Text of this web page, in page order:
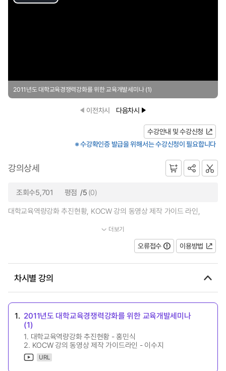
Play
2011년도 대학교육경쟁력강화를 위한 교육개발세미나 (1)
이전차시 다음차시
수강안내 및 수강신청
※ 수강확인증 발급을 위해서는 수강신청이 필요합니다
강의상세
조회수5,701 평점 /5 (0)
대학교육역량강화 추진현황, KOCW 강의 동영상 제작 가이드 라인,
대학100대강의 발굴 - SBS 10년 기획 프로젝트, 대학교육역량 강화 및...
더보기
오류접수 이용방법
차시별 강의
1. 2011년도 대학교육경쟁력강화를 위한 교육개발세미나
(1)
1. 대학교육역량강화 추진현황 - 홍민식
2. KOCW 강의 동영상 제작 가이드라인 - 이수지
URL